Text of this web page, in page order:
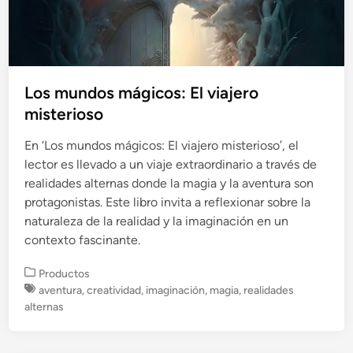
Los mundos mágicos: El viajero
misterioso
En ‘Los mundos mágicos: El viajero misterioso’, el
lector es llevado a un viaje extraordinario a través de
realidades alternas donde la magia y la aventura son
protagonistas. Este libro invita a reflexionar sobre la
naturaleza de la realidad y la imaginación en un
contexto fascinante.
P
u
b
Productos
aventura,creatividad, imaginación, magia, realidades
alternas